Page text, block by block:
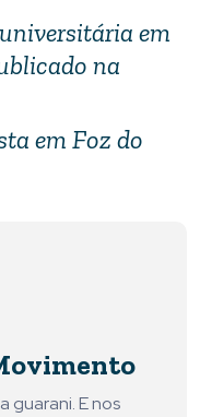
em
na
em Foz do
guarani. E nos